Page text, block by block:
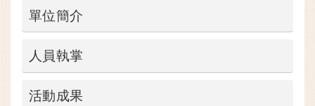
單位簡介
人員執掌
活動成果